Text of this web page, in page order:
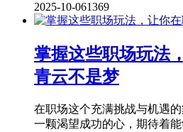
2025-10-061369
掌握这些职场玩法
青云不是梦
在职场这个充满挑战与机遇
一颗渴望成功的心，期待着